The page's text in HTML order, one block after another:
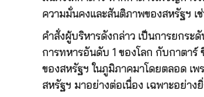
ความมั่นคงและสันติภาพของสหรัฐฯ เ
คำสั่งผู้บริหารดังกล่าว เป็นการยกระ
การทหารอันดับ 1 ของโลก กับกาตาร์
ของสหรัฐฯ ในภูมิภาคมาโดยตลอด เ
สหรัฐฯ มาอย่างต่อเนื่อง เฉพาะอย่าง